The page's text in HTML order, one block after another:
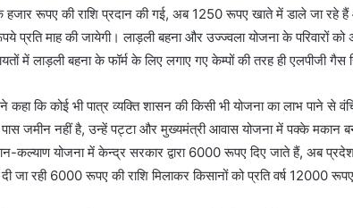
रूपए की राशि प्रदान की गई, अब 1250 रूपए खाते में डाले जा रहे
प्रति माह की जायेगी। लाड़ली बहना और उज्ज्वला योजना के परिवारों
में लाड़ली बहना के फॉर्म के लिए लगाए गए केम्पों की तरह ही एलपीजी गैस
कहा कि कोई भी पात्र व्यक्ति शासन की किसी भी योजना का लाभ पाने से
जमीन नहीं है, उन्हें पट्टा और मुख्यमंत्री आवास योजना में पक्के मकान
कल्याण योजना में केन्द्र सरकार द्वारा 6000 रूपए दिए जाते हैं, अब
जा रही 6000 रूपए की राशि मिलाकर किसानों को प्रति वर्ष 12000 रूपए